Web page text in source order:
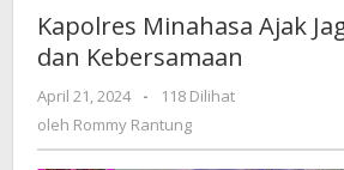
Jaga
Kapolres Minahasa Ajak
dan Kebersamaan
April 21, 2024
oleh
Rommy
Rantung
-
118 Dilihat
oleh Rommy Rantung